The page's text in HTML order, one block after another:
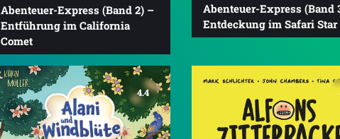
Abenteuer-Express (Band 2) –
Entführung im California
Comet
Abenteuer-Express (Band
Entdeckung im Safari Star
4.4